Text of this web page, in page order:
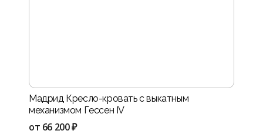
Мадрид Кресло-кровать с выкатным
механизмом Гессен IV
от 66 200 ₽